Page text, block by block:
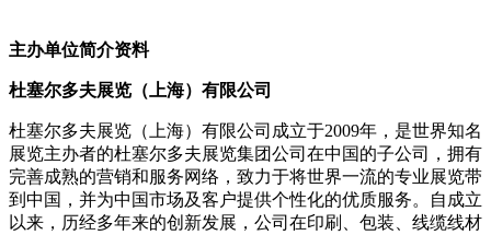
主办单位简介资料
杜塞尔多夫展览（上海）有限公司
杜塞尔多夫展览（上海）有限公司成立于2009年，是世界知名
展览主办者的杜塞尔多夫展览集团公司在中国的子公司，拥有
完善成熟的营销和服务网络，致力于将世界一流的专业展览带
到中国，并为中国市场及客户提供个性化的优质服务。自成立
以来，历经多年来的创新发展，公司在印刷、包装、线缆线材